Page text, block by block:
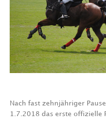
Nach fast zehnjähriger
1.7.2018 das erste offizielle